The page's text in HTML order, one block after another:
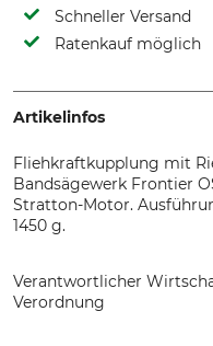
Schneller Versand
Ratenkauf möglich
Artikelinfos
Fliehkraftkupplung mit
Bandsägewerk Frontier
Stratton-Motor.
1450 g.
Verantwortlicher
Verordnung